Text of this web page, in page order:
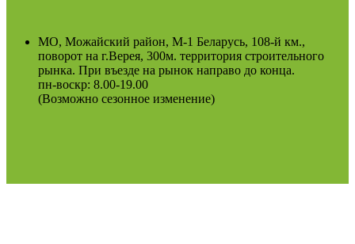
МО, Можайский район, М-1 Беларусь, 108-й км.,
поворот на г.Верея, 300м. территория строительного
рынка. При въезде на рынок направо до конца.
пн-воскр: 8.00-19.00
(Возможно сезонное изменение)